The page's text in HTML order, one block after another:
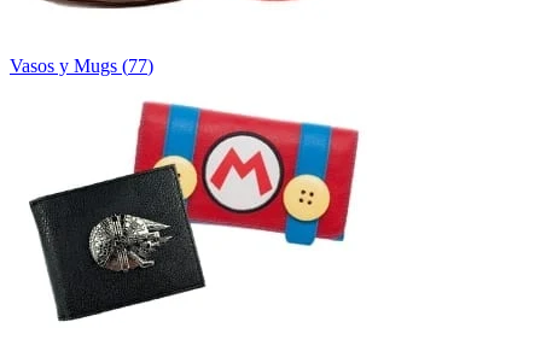
Vasos y Mugs (77)